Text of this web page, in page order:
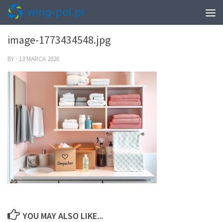
0
image-1773434548.jpg
BY · 13 MARCA 2026
YOU MAY ALSO LIKE...